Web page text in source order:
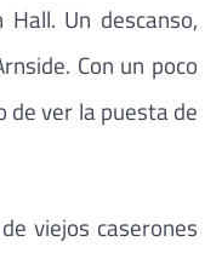
Un descanso,
Con un poco
ver la puesta de
viejos caserones